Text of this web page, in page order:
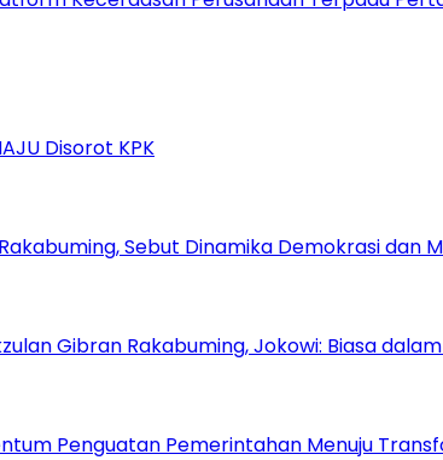
Disorot KPK
Sebut Dinamika Demokrasi dan
Gibran Rakabuming, Jokowi: Biasa
Penguatan Pemerintahan Menuju